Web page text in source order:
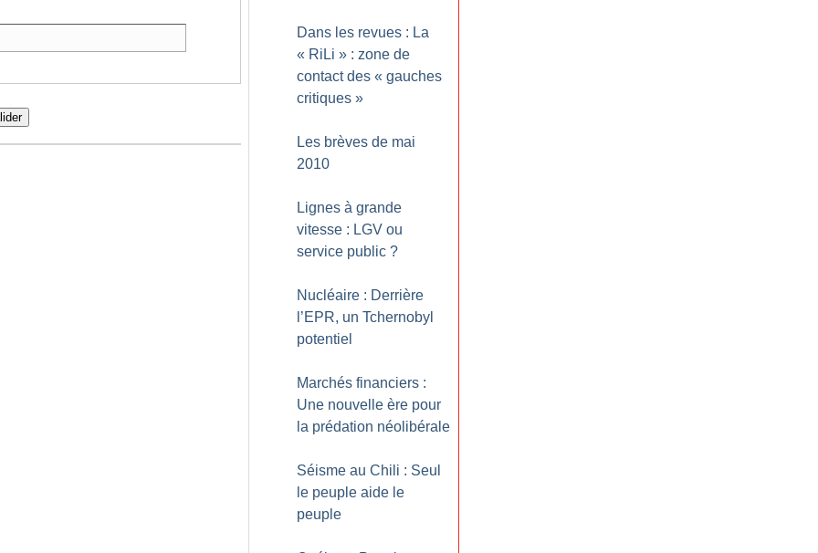
Dans les revues : La
« RiLi » : zone de
contact des « gauches
critiques »
Les brèves de mai
2010
Lignes à grande
vitesse : LGV ou
service public ?
Nucléaire : Derrière
l’EPR, un Tchernobyl
potentiel
Marchés financiers :
Une nouvelle ère pour
la prédation néolibérale
Séisme au Chili : Seul
le peuple aide le
peuple